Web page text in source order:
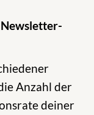
Anzahl der
deiner